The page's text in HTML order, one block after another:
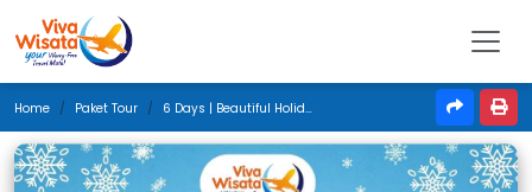
Home Paket Tour 6 Days | Beautiful Holiday In Korea | Februari 2026 | Jakarta